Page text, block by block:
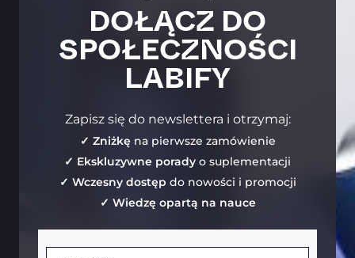
DOŁĄCZ DO
SPOŁECZNOŚCI
LABIFY
Zapisz się do newslettera i otrzymaj:
✓ Zniżkęna pierwsze zamówienie
✓ Ekskluzywne porady o suplementacji
✓ Wczesny dostęp do nowości i promocji
✓ Wiedzę opartą na nauce